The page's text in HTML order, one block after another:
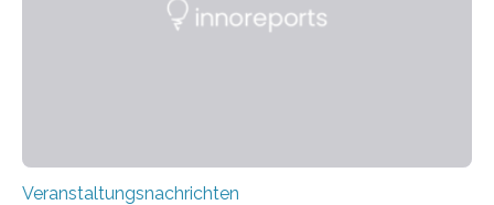
„QUAZAR“ mit insgesamt 1,15 Millionen Euro über vier
Veranstaltungsnachrichten